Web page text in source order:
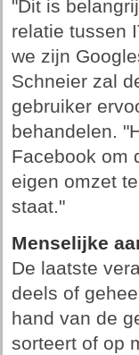
"Dit is
relatie tussen
we zijn
Schneier zal
gebruiker
behandelen.
Facebook om
eigen omzet
staat."
Menselijke
De laatste
deels of
hand van de
sorteert of op